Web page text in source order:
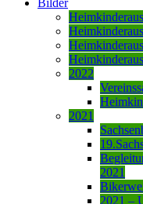
2022
2021
2021
2021 –